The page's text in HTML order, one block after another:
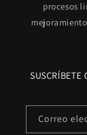
procesos
SUSCRÍBETE
Correo